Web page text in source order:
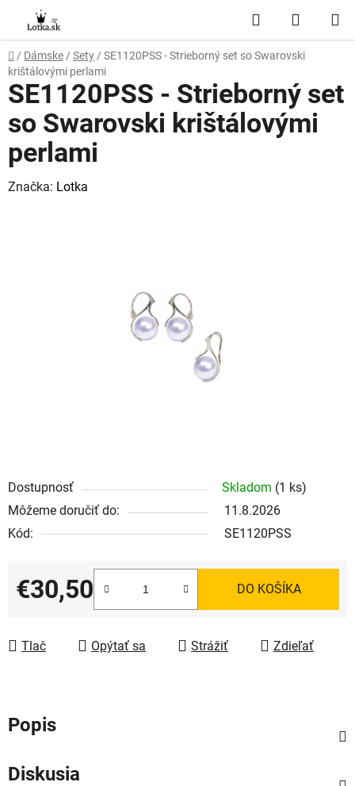
obsah
Hľadať
KOŠÍK
Domov
/ Dámske / Sety / SE1120PSS - Strieborný set so Swarovski
krištálovými perlami
Dostupnosť Skladom (1 ks)
Môžeme doručiť do:
11.8.2026
Kód:
SE1120PSS
€30,50
Jednotková cena:
DO KOŠÍKA
Tlač Opýtať sa Strážiť Zdieľať
SE1120PSS - Strieborný set
so Swarovski krištálovými
perlami
Značka: Lotka
Popis
Diskusia